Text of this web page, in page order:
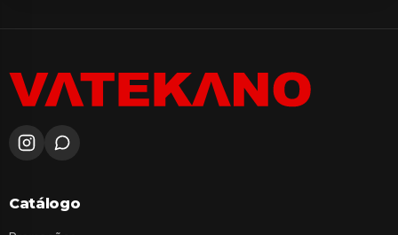
Catálogo